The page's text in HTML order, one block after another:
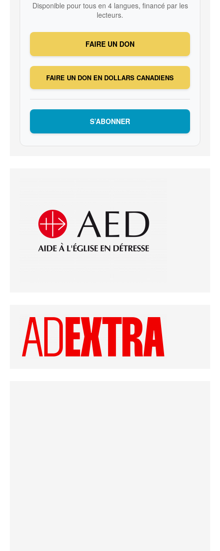
Disponible pour tous en 4 langues, financé par les
lecteurs.
FAIRE UN DON
FAIRE UN DON EN DOLLARS CANADIENS
S’ABONNER